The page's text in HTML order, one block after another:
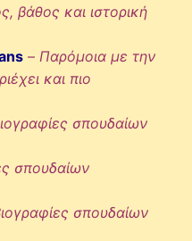
βάθος και ιστορική
– Παρόμοια με την
και πιο
σπουδαίων
σπουδαίων
σπουδαίων